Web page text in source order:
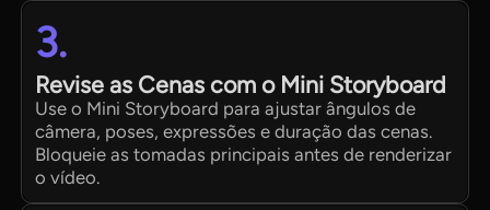
3.
Revise as Cenas com o Mini Storyboard
Use o Mini Storyboard para ajustar ângulos de
câmera, poses, expressões e duração das cenas.
Bloqueie as tomadas principais antes de renderizar
o vídeo.